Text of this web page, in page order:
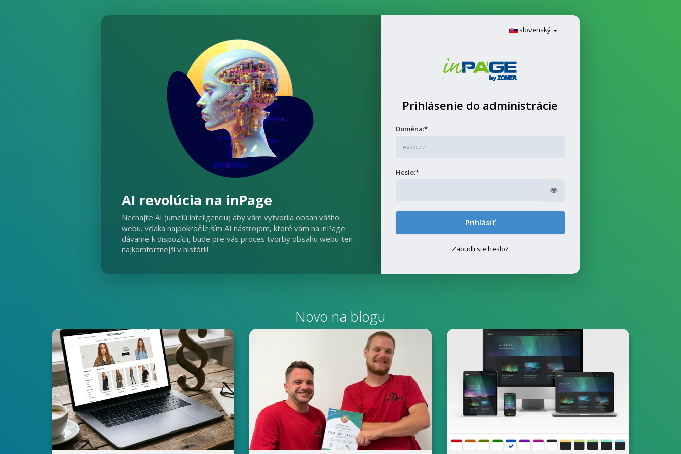
AI revolúcia na inPage
Nechajte AI (umelú inteligenciu) aby vám vytvorila obsah vášho
webu. Vďaka najpokročilejším AI nástrojom, ktoré vám na inPage
dávame k dispozícii, bude pre vás proces tvorby obsahu webu ten
najkomfortnejší v histórii!
slovenský
Prihlásenie do administrácie
Doména:*
Heslo:*
Zobraziť
Zabudli ste heslo?
Novo na blogu